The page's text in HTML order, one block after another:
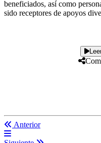
beneficiados, así como
sido receptores de apoyos
Anterior